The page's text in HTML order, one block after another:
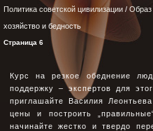
Политика советской цивилизации / Образ
хозяйство и бедность
Страница 6
Курс на резкое обеднение
поддержку – экспертов для
приглашайте Василия
цены и построить
начинайте жестко и твердо